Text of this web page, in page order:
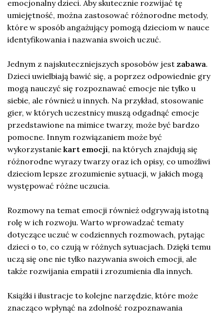
emocjonalny dzieci. Aby skutecznie rozwijać tę
umiejętność, można zastosować różnorodne metody,
które w sposób angażujący pomogą dzieciom w nauce
identyfikowania i nazwania swoich uczuć.
Jednym z najskuteczniejszych sposobów jest zabawa.
Dzieci uwielbiają bawić się, a poprzez odpowiednie gry
mogą nauczyć się rozpoznawać emocje nie tylko u
siebie, ale również u innych. Na przykład, stosowanie
gier, w których uczestnicy muszą odgadnąć emocje
przedstawione na mimice twarzy, może być bardzo
pomocne. Innym rozwiązaniem może być
wykorzystanie kart emocji, na których znajdują się
różnorodne wyrazy twarzy oraz ich opisy, co umożliwi
dzieciom lepsze zrozumienie sytuacji, w jakich mogą
występować różne uczucia.
Rozmowy na temat emocji również odgrywają istotną
rolę w ich rozwoju. Warto wprowadzać tematy
dotyczące uczuć w codziennych rozmowach, pytając
dzieci o to, co czują w różnych sytuacjach. Dzięki temu
uczą się one nie tylko nazywania swoich emocji, ale
także rozwijania empatii i zrozumienia dla innych.
Książki i ilustracje to kolejne narzędzie, które może
znacząco wpłynąć na zdolność rozpoznawania